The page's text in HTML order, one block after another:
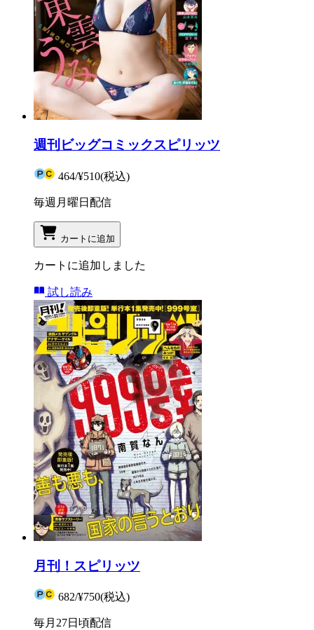
週刊ビッグコミックスピリッツ
464/¥510(税込)
毎週月曜日配信
カートに追加
カートに追加しました
試し読み
月刊！スピリッツ
682/¥750(税込)
毎月27日頃配信